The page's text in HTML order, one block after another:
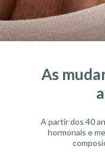
As
A partir dos 40
hormonais e